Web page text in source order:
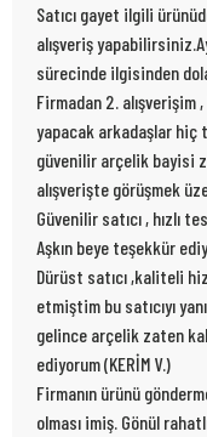
Satıcı gayet ilgili
alışveriş
sürecinde ilgisinden
Firmadan 2.
yapacak arkadaşlar hiç
güvenilir arçelik bayisi
alışverişte görüşmek
Güvenilir satıcı , hızlı
Aşkın beye teşekkür
Dürüst satıcı ,kaliteli
etmiştim bu satıcıyı
gelince arçelik zaten
ediyorum (KERİM V.)
Firmanın ürünü
olması imiş. Gönül